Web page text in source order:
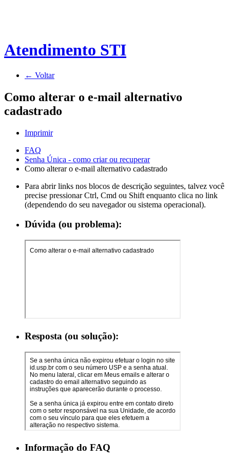
Atendimento STI
← Voltar
Como alterar o e-mail alternativo
cadastrado
Imprimir
FAQ
Senha Única - como criar ou recuperar
Como alterar o e-mail alternativo cadastrado
Para abrir links nos blocos de descrição seguintes, talvez você
precise pressionar Ctrl, Cmd ou Shift enquanto clica no link
(dependendo do seu navegador ou sistema operacional).
Dúvida (ou problema):
Resposta (ou solução):
Informação do FAQ